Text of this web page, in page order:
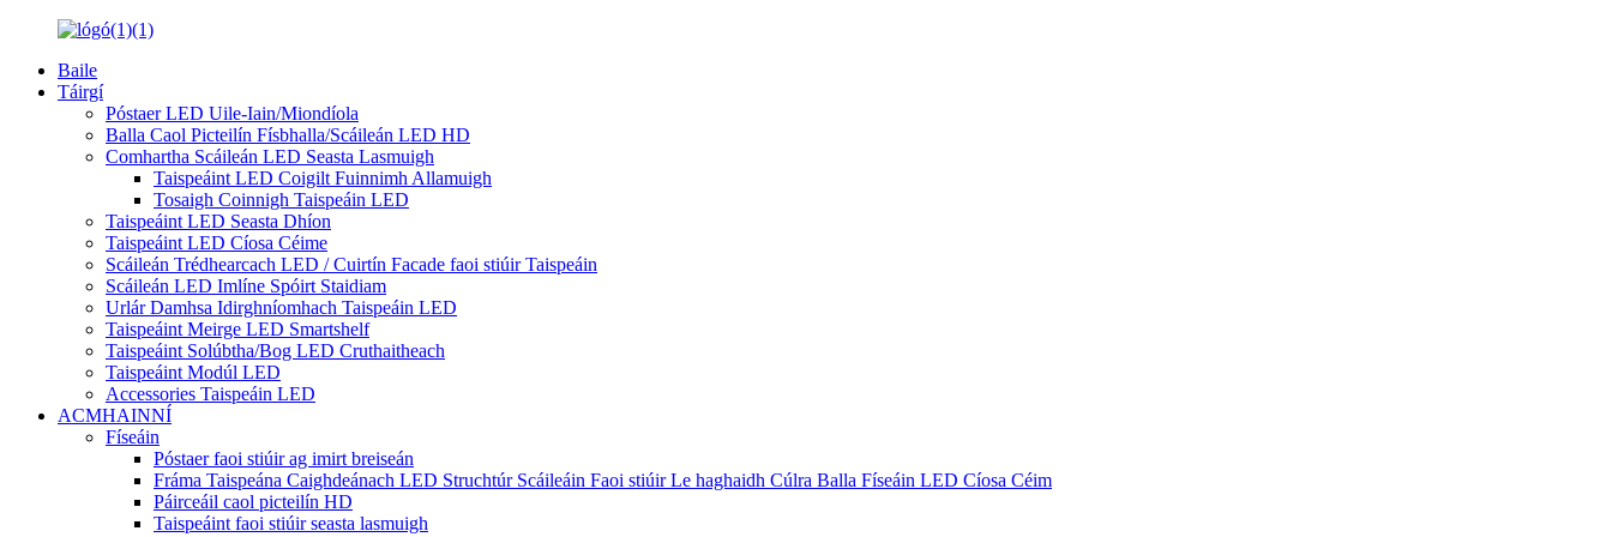
Baile
Táirgí
Póstaer LED Uile-Iain/Miondíola
Balla Caol Picteilín Físbhalla/Scáileán LED HD
Comhartha Scáileán LED Seasta Lasmuigh
Taispeáint LED Coigilt Fuinnimh Allamuigh
Tosaigh Coinnigh Taispeáin LED
Taispeáint LED Seasta Dhíon
Taispeáint LED Cíosa Céime
Scáileán Trédhearcach LED / Cuirtín Facade faoi stiúir Taispeáin
Scáileán LED Imlíne Spóirt Staidiam
Urlár Damhsa Idirghníomhach Taispeáin LED
Taispeáint Meirge LED Smartshelf
Taispeáint Solúbtha/Bog LED Cruthaitheach
Taispeáint Modúl LED
Accessories Taispeáin LED
ACMHAINNÍ
Físeáin
Póstaer faoi stiúir ag imirt breiseán
Fráma Taispeána Caighdeánach LED Struchtúr Scáileáin Faoi stiúir Le haghaidh Cúlra Balla Físeáin LED Cíosa Céim
Páirceáil caol picteilín HD
Taispeáint faoi stiúir seasta lasmuigh